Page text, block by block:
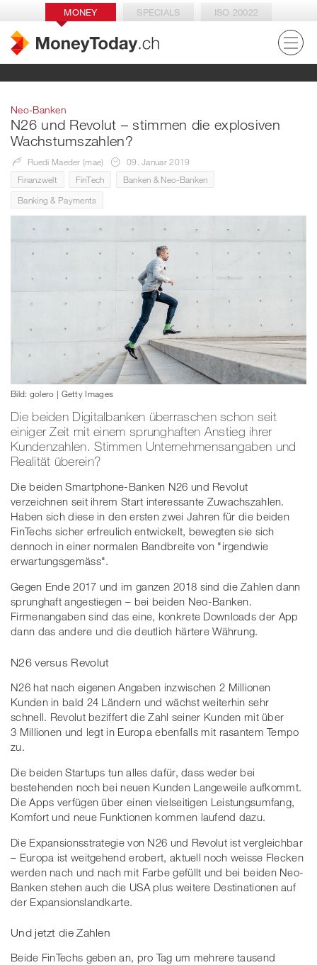
MONEY SPECIALS ISO 20022
Neo-Banken
N26 und Revolut – stimmen die explosiven
Wachstumszahlen?
Ruedi Maeder (mae)
09. Januar 2019
Finanzwelt
FinTech
Banken & Neo-Banken
Banking & Payments
Bild: golero | Getty Images
Die beiden Digitalbanken überraschen schon seit
einiger Zeit mit einem sprunghaften Anstieg ihrer
Kundenzahlen. Stimmen Unternehmensangaben und
Realität überein?
Die beiden Smartphone-Banken N26 und Revolut
verzeichnen seit ihrem Start interessante Zuwachszahlen.
Haben sich diese in den ersten zwei Jahren für die beiden
FinTechs sicher erfreulich entwickelt, bewegten sie sich
dennoch in einer normalen Bandbreite von "irgendwie
erwartungsgemäss".
Gegen Ende 2017 und im ganzen 2018 sind die Zahlen dann
sprunghaft angestiegen – bei beiden Neo-Banken.
Firmenangaben sind das eine, konkrete Downloads der App
dann das andere und die deutlich härtere Währung.
N26 versus Revolut
N26 hat nach eigenen Angaben inzwischen 2 Millionen
Kunden in bald 24 Ländern und wächst weiterhin sehr
schnell. Revolut beziffert die Zahl seiner Kunden mit über
3 Millionen und legt in Europa ebenfalls mit rasantem Tempo
zu.
Die beiden Startups tun alles dafür, dass weder bei
bestehenden noch bei neuen Kunden Langeweile aufkommt.
Die Apps verfügen über einen vielseitigen Leistungsumfang,
Komfort und neue Funktionen kommen laufend dazu.
Die Expansionsstrategie von N26 und Revolut ist vergleichbar
– Europa ist weitgehend erobert, aktuell noch weisse Flecken
werden nach und nach mit Farbe gefüllt und bei beiden Neo-
Banken stehen auch die USA plus weitere Destinationen auf
der Expansionslandkarte.
Und jetzt die Zahlen
Beide FinTechs geben an, pro Tag um mehrere tausend